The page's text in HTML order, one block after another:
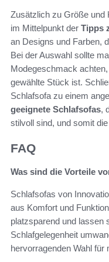
Zusätzlich zu Größe und
im Mittelpunkt der Tipps
an Designs und Farben,
Bei der Auswahl sollte
Modegeschmack
gewählte Stück ist.
Schlafsofa zu einem
geeignete Schlafsofas,
stilvoll sind, und somit
FAQ
Was sind die Vorteile
Schlafsofas von
aus Komfort und
platzsparend und lassen
Schlafgelegenheit
hervorragenden Wahl für